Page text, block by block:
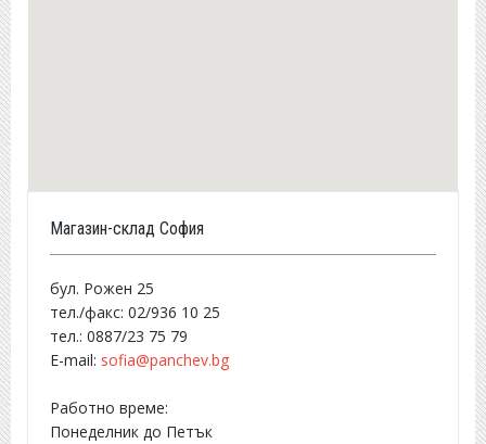
Магазин-склад София
бул. Рожен 25
тел./факс: 02/936 10 25
тел.: 0887/23 75 79
E-mail: sofia@panchev.bg
Работно време:
Понеделник до Петък